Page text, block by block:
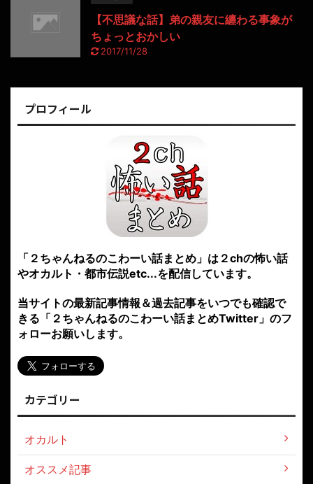
【不思議な話】弟の親友に纏わる事象が
ちょっとおかしい
2017/11/28
プロフィール
「２ちゃんねるのこわーい話まとめ」は２chの怖い話
やオカルト・都市伝説etc...を配信しています。
当サイトの最新記事情報＆過去記事をいつでも確認で
きる「２ちゃんねるのこわーい話まとめTwitter」のフ
ォローお願いします。
カテゴリー
オカルト
オススメ記事